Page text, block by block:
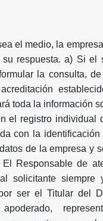
el medio, la
respuesta. a) Si el
la consulta,
toda la información
el registro individual
con la identificación
de la empresa y
Responsable de
solicitante siempre
ser el Titular del
apoderado,